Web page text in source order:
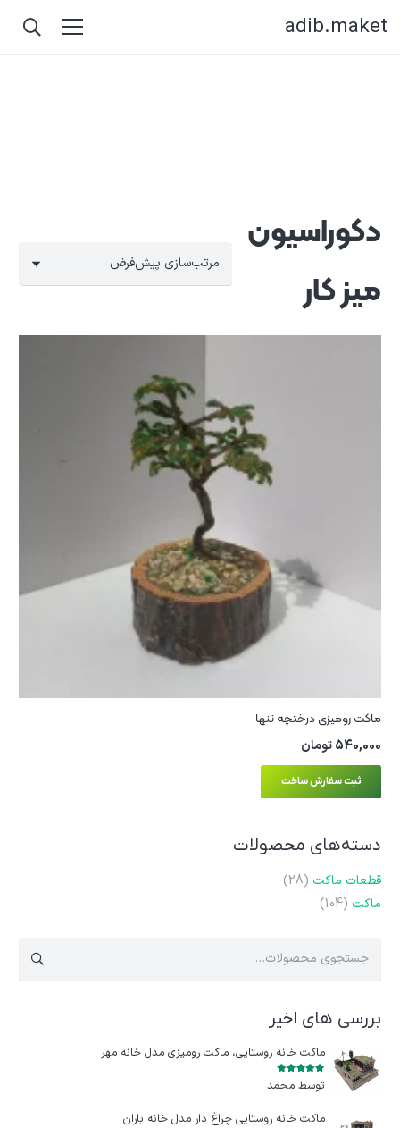
adib.maket
دکوراسیون
میز کار
ماکت رومیزی درختچه تنها
540,000تومان
ثبت سفارش ساخت
دسته‌های محصولات
قطعات ماکت (28)
ماکت (104)
برای:
بررسی های اخیر
ماکت خانه روستایی، ماکت رومیزی مدل خانه مهر
5
توسط محمد
ماکت خانه روستایی چراغ‌ دار مدل خانه باران